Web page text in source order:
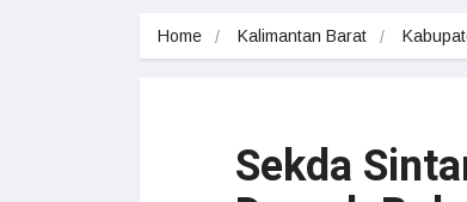
Home Kalimantan Barat
Sekda